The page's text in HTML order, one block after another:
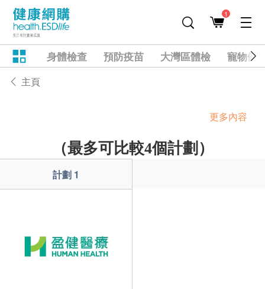
1
身體檢查 預防疫苗 大灣區體檢 寵物健
主頁
更多內容
（最多可比較4個計劃）
計劃 1